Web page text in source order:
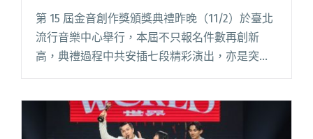
七大亮點回顧
第 15 屆金音創作獎頒獎典禮昨晚（11/2）於臺北
流行音樂中心舉行，本屆不只報名件數再創新
高，典禮過程中共安插七段精彩演出，亦是突破
過往紀錄，誠意滿滿。多組風格迥異的海內外音
火花。錯過典禮直播的樂閱讀全文 "伍佰頒發特
別貢獻獎給大團誕生、キタニタツヤ竟是大象體